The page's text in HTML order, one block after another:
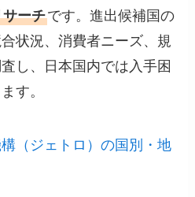
サーチです。進出候補国の
状況、消費者ニーズ、規
し、日本国内では入手困
す。
（ジェトロ）の国別・地